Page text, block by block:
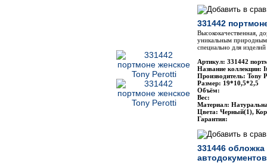
331442
Высококачественная,
уникальным
специально для
Артикул: 331442
Название коллекции:
Производитель: Tony
Размер: 19*10,5*2,5
Объём:
Вес:
Материал:
Цвета: Черный(1),
Гарантия:
331446 обложка